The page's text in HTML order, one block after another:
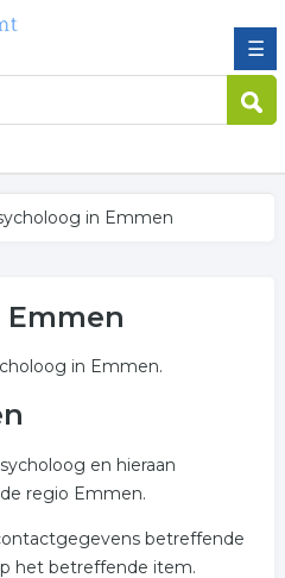
☰
in Emmen
in Emmen.
en hieraan
regio Emmen.
betreffende
het betreffende item.